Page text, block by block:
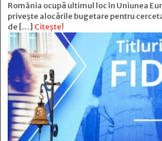
România ocupă ultimul loc în Uniunea
privește alocările bugetare pentru
de […] Citește!